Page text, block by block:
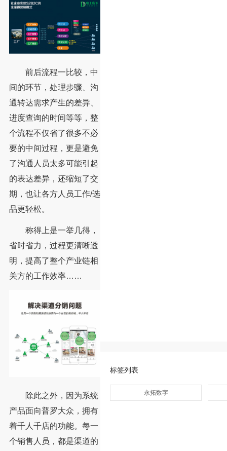
前后流程一比较，中
间的环节，处理步骤、沟
通转达需求产生的差异、
进度查询的时间等等，整
个流程不仅省了很多不必
要的中间过程，更是避免
了沟通人员太多可能引起
的表达差异，还缩短了交
期，也让各方人员工作/选
品更轻松。
称得上是一举几得，
省时省力，过程更清晰透
明，提高了整个产业链相
关方的工作效率……
除此之外，因为系统
产品面向普罗大众，拥有
着千人千店的功能。每一
个销售人员，都是渠道的
标签列表
永拓数字